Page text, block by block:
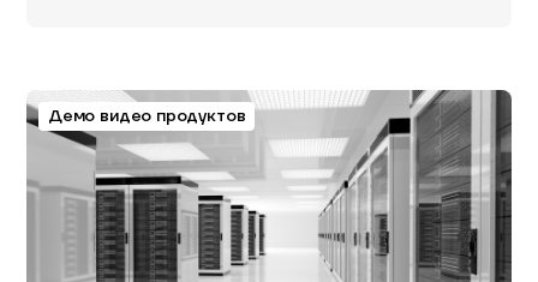
Демо видео продуктов